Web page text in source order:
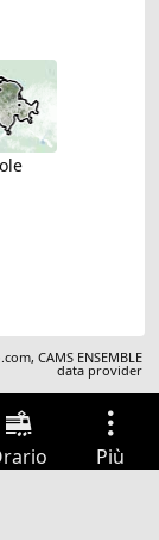
,CAMS ENSEMBLE
data provider
Più